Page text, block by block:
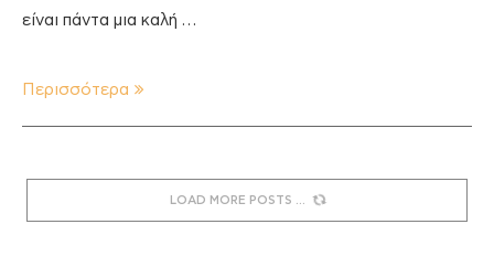
είναι πάντα μια καλή …
Περισσότερα
LOAD MORE POSTS